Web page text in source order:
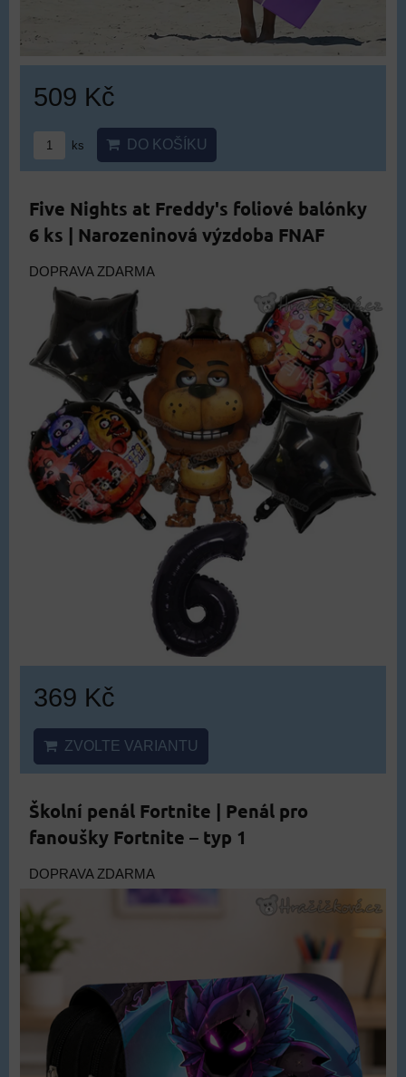
509 Kč
ks DO KOŠÍKU
Five Nights at Freddy's foliové balónky
6 ks | Narozeninová výzdoba FNAF
DOPRAVA ZDARMA
369 Kč
ZVOLTE VARIANTU
Školní penál Fortnite | Penál pro
fanoušky Fortnite – typ 1
DOPRAVA ZDARMA